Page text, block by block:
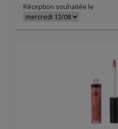
Réception souhaitée le